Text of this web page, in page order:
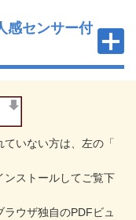
感センサー付
いない方は、左の「
ンストールしてご覧下
ウザ独自のPDFビュ